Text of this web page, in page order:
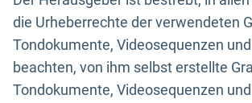
die Urheberrechte der verwendeten
Tondokumente, Videosequenzen
beachten, von ihm selbst erstellte
Tondokumente, Videosequenzen